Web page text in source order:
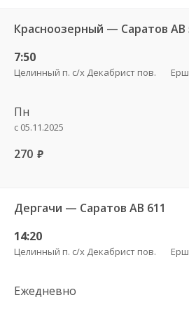
Красноозерный — Саратов АВ
7:50
Целинный п. с/х Декабрист пов.
Пн
с 05.11.2025
270 руб.
Дергачи — Саратов АВ 611
14:20
Целинный п. с/х Декабрист пов.
Ежедневно